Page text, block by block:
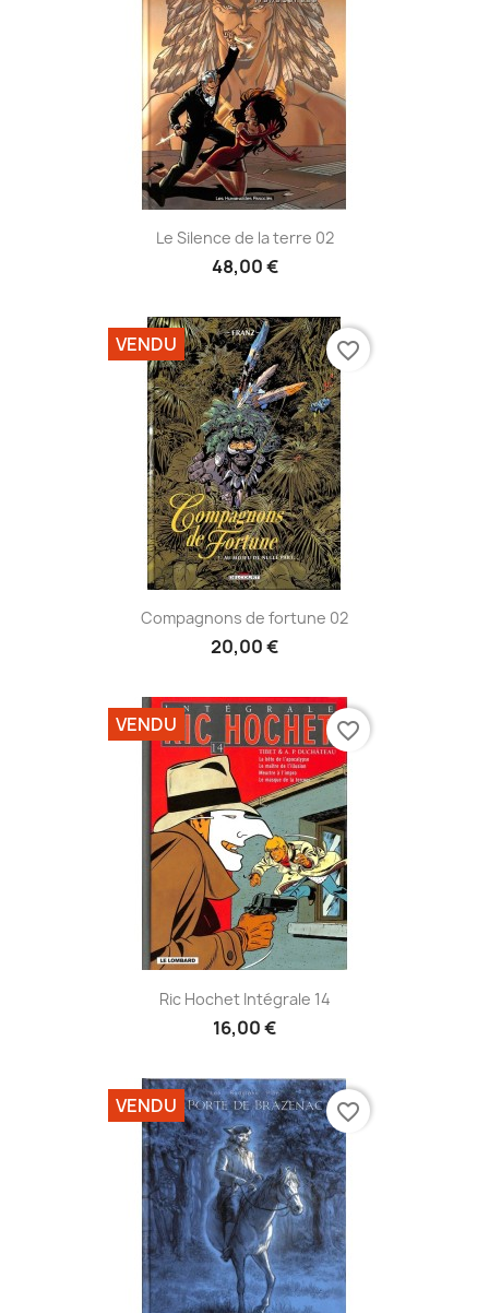
Le Silence de la terre 02
48,00 €
Compagnons de fortune 02
20,00 €
VENDU favorite_border
Ric Hochet Intégrale 14
16,00 €
VENDU favorite_border
VENDU favorite_border